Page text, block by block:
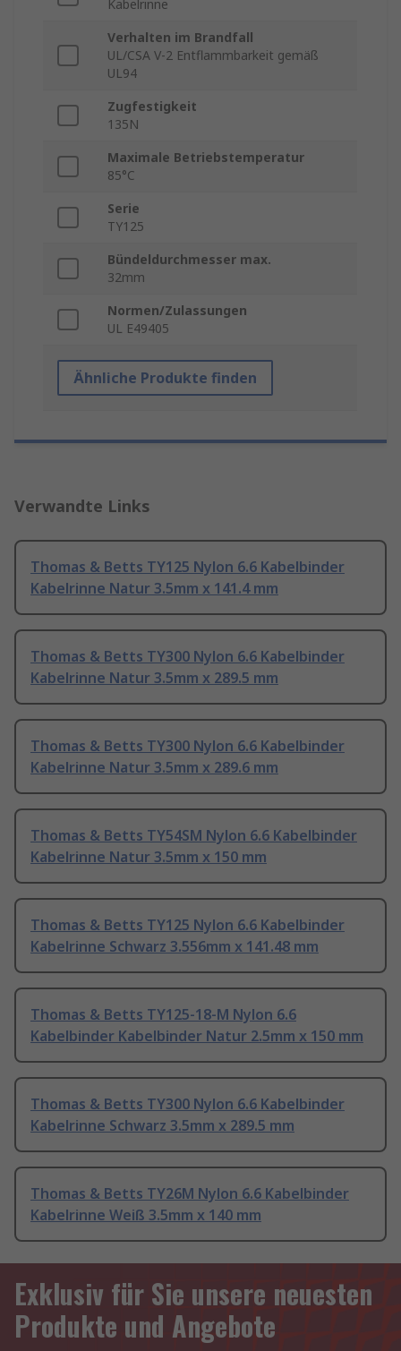
Kabelrinne
Verhalten im Brandfall
UL/CSA V-2 Entflammbarkeit gemäß
UL94
Zugfestigkeit
135N
Maximale Betriebstemperatur
85°C
Serie
TY125
Bündeldurchmesser max.
32mm
Normen/Zulassungen
UL E49405
Ähnliche Produkte finden
Verwandte Links
Thomas & Betts TY125 Nylon 6.6 Kabelbinder
Kabelrinne Natur 3.5mm x 141.4 mm
Thomas & Betts TY300 Nylon 6.6 Kabelbinder
Kabelrinne Natur 3.5mm x 289.5 mm
Thomas & Betts TY300 Nylon 6.6 Kabelbinder
Kabelrinne Natur 3.5mm x 289.6 mm
Thomas & Betts TY54SM Nylon 6.6 Kabelbinder
Kabelrinne Natur 3.5mm x 150 mm
Thomas & Betts TY125 Nylon 6.6 Kabelbinder
Kabelrinne Schwarz 3.556mm x 141.48 mm
Thomas & Betts TY125-18-M Nylon 6.6
Kabelbinder Kabelbinder Natur 2.5mm x 150 mm
Thomas & Betts TY300 Nylon 6.6 Kabelbinder
Kabelrinne Schwarz 3.5mm x 289.5 mm
Thomas & Betts TY26M Nylon 6.6 Kabelbinder
Kabelrinne Weiß 3.5mm x 140 mm
Exklusiv für Sie unsere neuesten
Produkte und Angebote